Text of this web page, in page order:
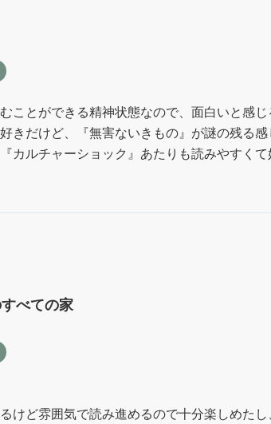
ことができる精神状態なので、面白いと感じ
きだけど、『無害ないきもの』が謎の残る感
カルチャーショック』あたりも読みやすくて
かで邪魔な性質でしかありません。』
べての家
けど雰囲気で読み進めるので十分楽しめた